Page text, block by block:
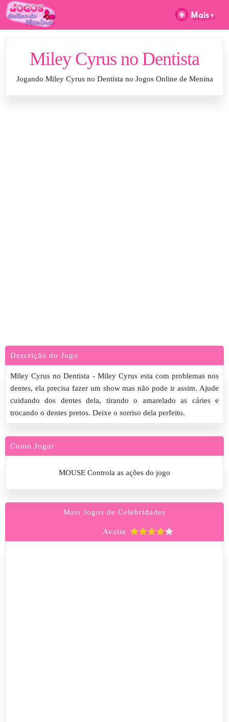
Miley Cyrus no Dentista
Jogando Miley Cyrus no Dentista no Jogos Online de Menina
Descrição do Jogo
Miley Cyrus no Dentista - Miley Cyrus esta com problemas nos
dentes, ela precisa fazer um show mas não pode ir assim. Ajude
cuidando dos dentes dela, tirando o amarelado as cáries e
trocando o dentes pretos. Deixe o sorriso dela perfeito.
Como Jogar
MOUSE Controla as ações do jogo
Mais Jogos de Celebridades
Avalie